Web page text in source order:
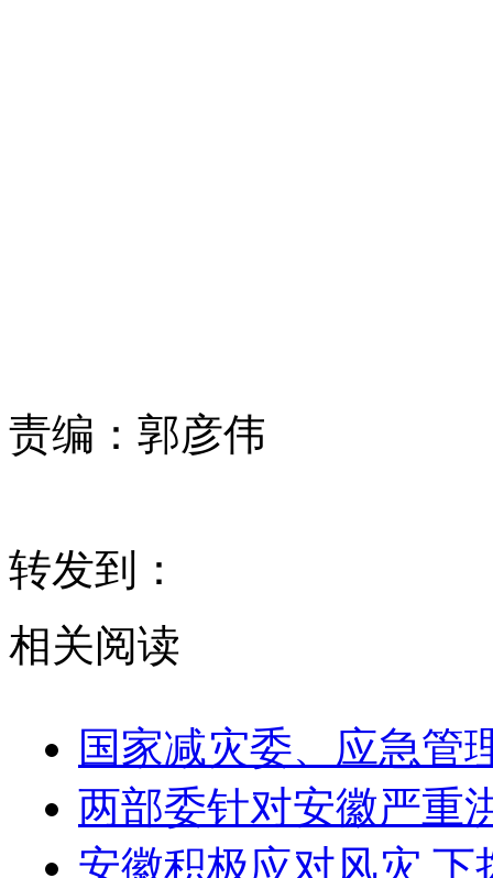
责编： 郭彦伟
转发到：
相关阅读
国家减灾委、应急管
两部委针对安徽严重
安徽积极应对风灾 下